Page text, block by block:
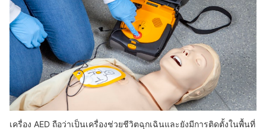
เครื่อง AED ถือว่าเป็นเครื่องช่วยชีวิตฉุกเฉินและยังมีการติดตั้งในพื้นที่